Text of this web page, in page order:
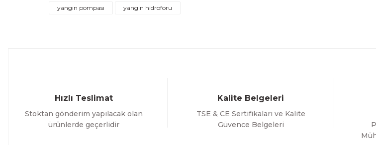
yangın pompası
yangın hidroforu
Hızlı Teslimat
Stoktan gönderim yapılacak olan
ürünlerde geçerlidir
Kalite Belgeleri
TSE & CE Sertifikaları ve Kalite
Güvence Belgeleri